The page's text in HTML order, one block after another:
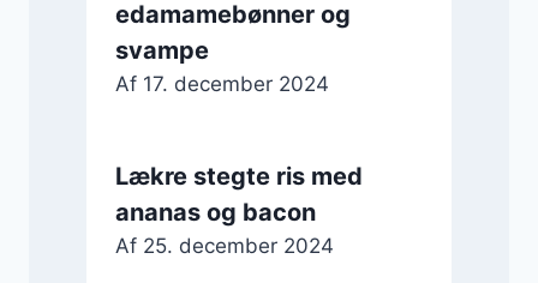
edamamebønner og
svampe
Af 17. december 2024
Lækre stegte ris med
ananas og bacon
Af 25. december 2024